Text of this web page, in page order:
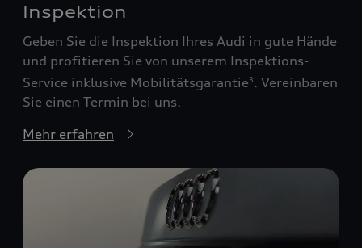
Inspektion
Geben Sie die Inspektion Ihres Audi in gute Hände
und profitieren Sie von unserem Inspektions-
Service inklusive Mobilitätsgarantie3 . Vereinbaren
Sie einen Termin bei uns.
Mehr erfahren